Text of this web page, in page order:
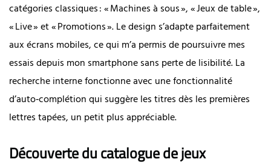
catégories classiques : « Machines à sous », « Jeux de table »,
« Live » et « Promotions ». Le design s’adapte parfaitement
aux écrans mobiles, ce qui m’a permis de poursuivre mes
essais depuis mon smartphone sans perte de lisibilité. La
recherche interne fonctionne avec une fonctionnalité
d’auto‑complétion qui suggère les titres dès les premières
lettres tapées, un petit plus appréciable.
Découverte du catalogue de jeux